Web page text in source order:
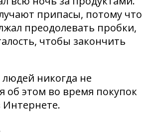
припасы, потому что
преодолевать пробки,
чтобы закончить
никогда не
об этом во время покупок
Интернете.